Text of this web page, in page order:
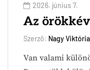
2026. június 7.
Az
Szerző: Nagy Viktória
Van valami